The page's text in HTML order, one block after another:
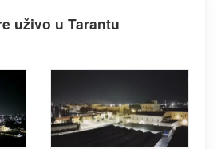
uživo u Tarantu